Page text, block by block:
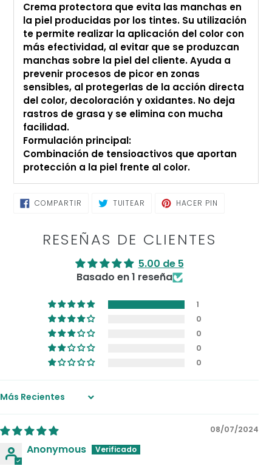
de
compra
Crema protectora que evita las manchas en
la piel producidas por los tintes. Su utilización
te permite realizar la aplicación del color con
más efectividad, al evitar que se produzcan
manchas sobre la piel del cliente. Ayuda a
prevenir procesos de picor en zonas
sensibles, al protegerlas de la acción directa
del color, decoloración y oxidantes. No deja
rastros de grasa y se elimina con mucha
facilidad.
Formulación principal:
Combinación de tensioactivos que aportan
protección a la piel frente al color.
COMPARTIR COMPARTIRTUITEAR TUITEARHACER PIN
RESEÑAS DE CLIENTES
5.00 de 5
Basado en 1 reseña
1
0
0
0
0
Sort by
08/07/2024
Anonymous